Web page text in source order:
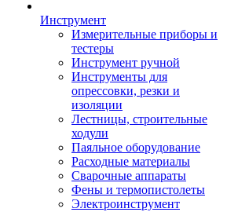
Инструмент
Измерительные приборы и
тестеры
Инструмент ручной
Инструменты для
опрессовки, резки и
изоляции
Лестницы, строительные
ходули
Паяльное оборудование
Расходные материалы
Сварочные аппараты
Фены и термопистолеты
Электроинструмент